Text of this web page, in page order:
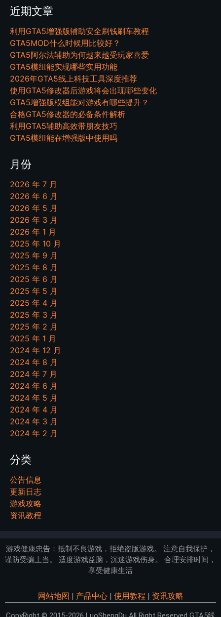
近期文章
利用GTA5增强版辅助安全刷钱刷车教程
GTA5MOD什么时候用比较好？
GTA5阿尔法辅助为何越来越受玩家喜爱
GTA5模组能实现哪些实用功能
2026年GTA5线上科技工具深度推荐
使用GTA5修改器后游戏将会出现哪些变化
GTA5增强版模组能对游戏有哪些提升？
合格GTA5修改器的必备条件解析
利用GTA5辅助高效带朋友技巧
GTA5模组能在增强版中使用吗
月份
2026 年 7 月
2026 年 6 月
2026 年 5 月
2026 年 3 月
2026 年 1 月
2025 年 10 月
2025 年 9 月
2025 年 8 月
2025 年 6 月
2025 年 5 月
2025 年 4 月
2025 年 3 月
2025 年 2 月
2025 年 1 月
2024 年 12 月
2024 年 8 月
2024 年 7 月
2024 年 6 月
2024 年 5 月
2024 年 4 月
2024 年 3 月
2024 年 2 月
分类
公告信息
更新日志
游戏攻略
资讯教程
游戏健康忠告：抵制不良游戏，拒绝盗版游戏。 注意自我保护，
谨防受骗上当。 适度游戏益脑，沉迷游戏伤身。 合理安排时间，
享受健康生活
网站地图 产品中心| 使用教程 资讯攻略